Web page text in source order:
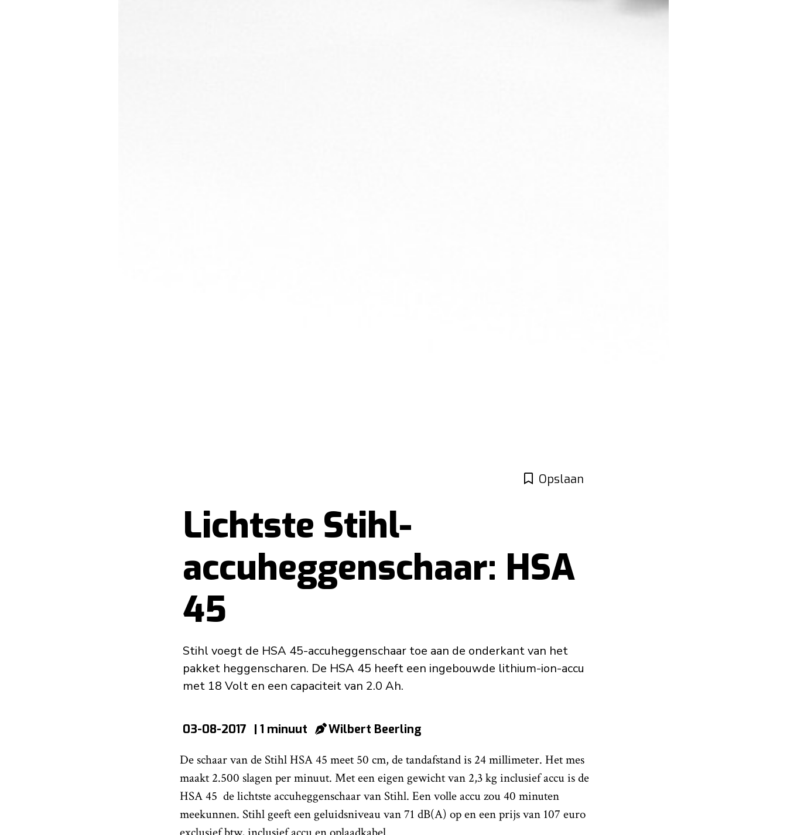
Opslaan
Lichtste Stihl-
accuheggenschaar: HSA
45
Stihl voegt de HSA 45-accuheggenschaar toe aan de onderkant van het
pakket heggenscharen. De HSA 45 heeft een ingebouwde lithium-ion-accu
met 18 Volt en een capaciteit van 2.0 Ah.
03-08-2017 | 1 minuut
Wilbert Beerling
De schaar van de Stihl HSA 45 meet 50 cm, de tandafstand is 24 millimeter. Het mes
maakt 2.500 slagen per minuut. Met een eigen gewicht van 2,3 kg inclusief accu is de
HSA 45 de lichtste accuheggenschaar van Stihl. Een volle accu zou 40 minuten
meekunnen. Stihl geeft een geluidsniveau van 71 dB(A) op en een prijs van 107 euro